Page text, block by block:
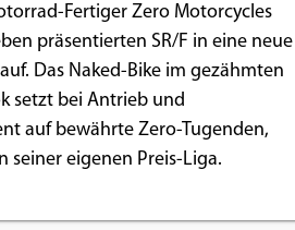
Fertiger Zero Motorcycles
präsentierten SR/F in eine neue
Das Naked-Bike im gezähmten
setzt bei Antrieb und
auf bewährte Zero-Tugenden,
seiner eigenen Preis-Liga.